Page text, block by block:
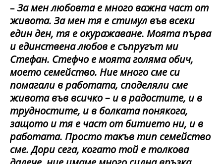
–За мен любовта е много важна част от
живота. За мен тя е стимул във всеки
един ден, тя е окуражаване. Моята първа
и единствена любов е съпругът ми
Стефан. Стефчо е моята голяма обич,
моето семейство. Ние много сме си
помагали в работата, споделяли сме
живота във всичко – и в радостите, и в
трудностите, и в болката понякога,
защото и тя е част от битието ни, и в
работата. Просто такъв тип семейство
сме. Дори сега, когато той е толкова